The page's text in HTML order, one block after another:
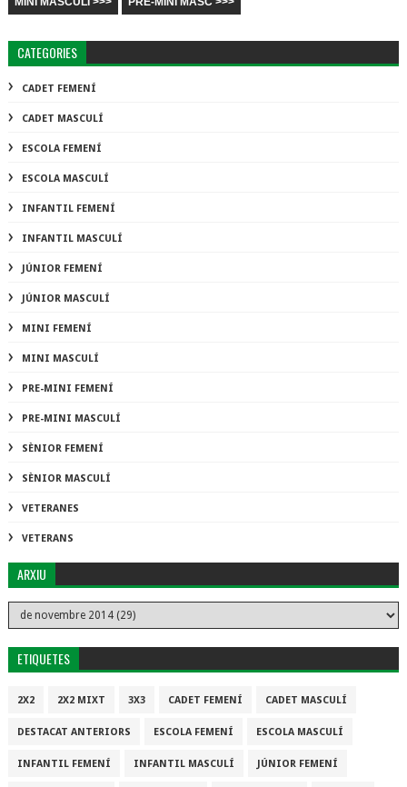
CATEGORIES
CADET FEMENÍ
CADET MASCULÍ
ESCOLA FEMENÍ
ESCOLA MASCULÍ
INFANTIL FEMENÍ
INFANTIL MASCULÍ
JÚNIOR FEMENÍ
JÚNIOR MASCULÍ
MINI FEMENÍ
MINI MASCULÍ
PRE-MINI FEMENÍ
PRE-MINI MASCULÍ
SÈNIOR FEMENÍ
SÈNIOR MASCULÍ
VETERANES
VETERANS
ARXIU
ETIQUETES
2X2 2X2 MIXT 3X3 CADET FEMENÍ CADET MASCULÍ
DESTACAT ANTERIORS ESCOLA FEMENÍ ESCOLA MASCULÍ
INFANTIL FEMENÍ INFANTIL MASCULÍ JÚNIOR FEMENÍ